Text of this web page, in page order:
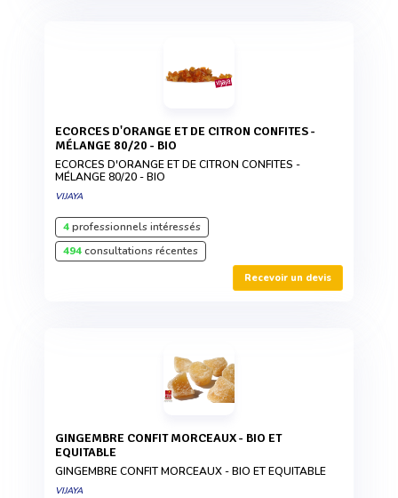
ECORCES D'ORANGE ET DE CITRON CONFITES -
MÉLANGE 80/20 - BIO
ECORCES D'ORANGE ET DE CITRON CONFITES -
MÉLANGE 80/20 - BIO
VIJAYA
4professionnels intéressés
494consultations récentes
Recevoir un devis
GINGEMBRE CONFIT MORCEAUX - BIO ET
EQUITABLE
GINGEMBRE CONFIT MORCEAUX - BIO ET EQUITABLE
VIJAYA